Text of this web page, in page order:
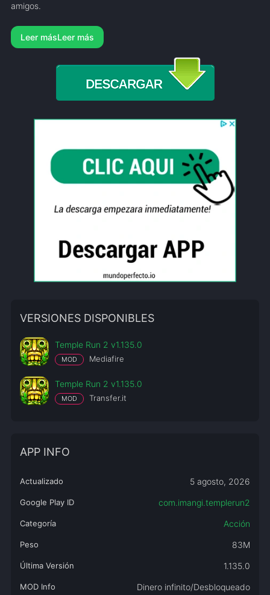
amigos.
Leer más
VERSIONES DISPONIBLES
Temple Run 2 v1.135.0
MOD Mediafire
Temple Run 2 v1.135.0
MOD Transfer.it
APP INFO
Actualizado 5 agosto, 2026
Google Play ID com.imangi.templerun2
Categoría Acción
Peso 83M
Última Versión 1.135.0
MOD Info Dinero infinito/Desbloqueado